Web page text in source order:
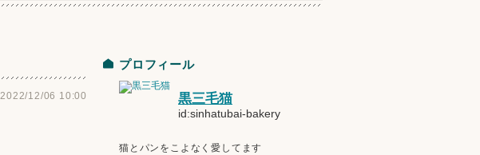
2022/12/06 10:00
プロフィール
黒三毛猫
id:sinhatubai-bakery
猫とパンをこよなく愛してます